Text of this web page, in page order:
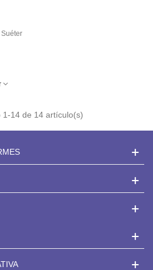
1-14 de 14 artículo(s)